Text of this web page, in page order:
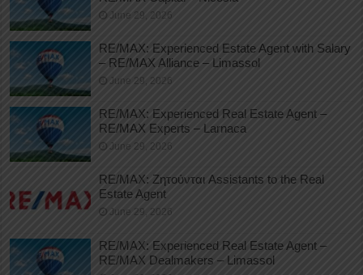
June 29, 2026
RE/MAX: Experienced Estate Agent with Salary
– RE/MAX Alliance – Limassol
June 29, 2026
RE/MAX: Experienced Real Estate Agent –
RE/MAX Experts – Larnaca
June 29, 2026
RE/MAX: Ζητούνται Assistants to the Real
Estate Agent
June 29, 2026
RE/MAX: Experienced Real Estate Agent –
RE/MAX Dealmakers – Limassol